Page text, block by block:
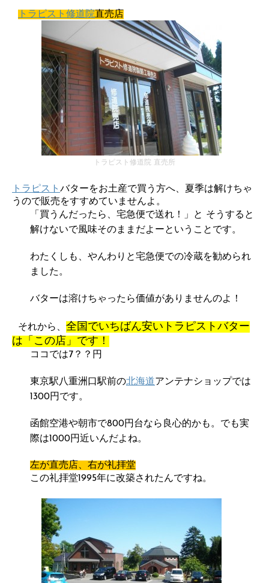
トラピスト修道院直売店
トラピスト修道院 直売所
トラピスト バターをお土産で買う方へ、夏季は解けちゃ
うので販売をすすめていませんよ。
「買うんだったら、宅急便で送れ！」と そうすると
解けないで風味そのままだよーということです。
わたくしも、やんわりと宅急便での冷蔵を勧められ
ました。
バターは溶けちゃったら価値がありませんのよ！
それから、 全国でいちばん安いトラピストバター
は「この店」です！
ココでは7？？円
東京駅八重洲口駅前の北海道アンテナショップでは
1300円です。
函館空港や朝市で800円台なら良心的かも。でも実
際は1000円近いんだよね。
左が直売店、右が礼拝堂
この礼拝堂1995年に改築されたんですね。